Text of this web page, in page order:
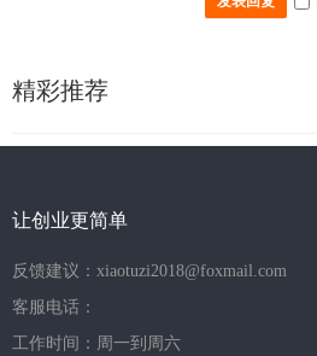
精彩推荐
让创业更简单
反馈建议：xiaotuzi2018@foxmail.com
客服电话：
工作时间：周一到周六